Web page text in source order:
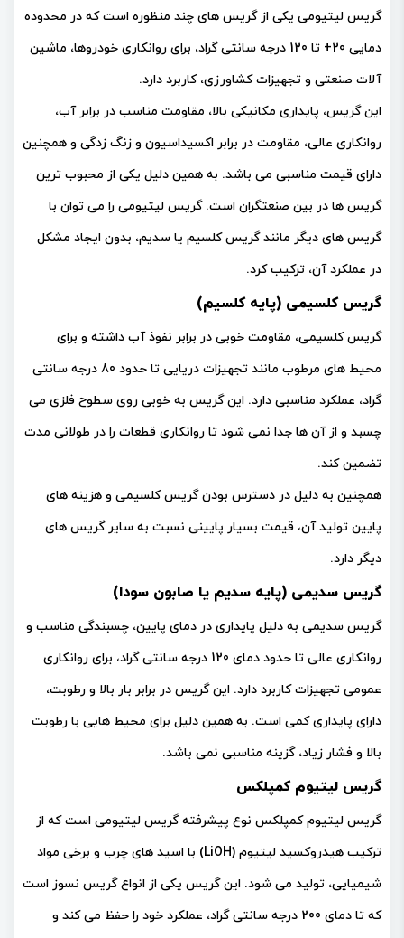
گریس لیتیومی یکی از گریس های چند منظوره است که در محدوده
دمایی 20+ تا 120 درجه سانتی گراد، برای روانکاری خودروها، ماشین
آلات صنعتی و تجهیزات کشاورزی، کاربرد دارد.
این گریس، پایداری مکانیکی بالا، مقاومت مناسب در برابر آب،
روانکاری عالی، مقاومت در برابر اکسیداسیون و زنگ زدگی و همچنین
دارای قیمت مناسبی می باشد. به همین دلیل یکی از محبوب ترین
گریس ها در بین صنعتگران است. گریس لیتیومی را می توان با
گریس های دیگر مانند گریس کلسیم یا سدیم، بدون ایجاد مشکل
در عملکرد آن، ترکیب کرد.
گریس کلسیمی (پایه کلسیم)
گریس کلسیمی، مقاومت خوبی در برابر نفوذ آب داشته و برای
محیط های مرطوب مانند تجهیزات دریایی تا حدود 80 درجه سانتی
گراد، عملکرد مناسبی دارد. این گریس به خوبی روی سطوح فلزی می
چسبد و از آن ها جدا نمی شود تا روانکاری قطعات را در طولانی مدت
تضمین کند.
همچنین به دلیل در دسترس بودن گریس کلسیمی و هزینه های
پایین تولید آن، قیمت بسیار پایینی نسبت به سایر گریس های
دیگر دارد.
گریس سدیمی (پایه سدیم یا صابون سودا)
گریس سدیمی به دلیل پایداری در دمای پایین، چسبندگی مناسب و
روانکاری عالی تا حدود دمای 120 درجه سانتی گراد، برای روانکاری
عمومی تجهیزات کاربرد دارد. این گریس در برابر بار بالا و رطوبت،
دارای پایداری کمی است. به همین دلیل برای محیط هایی با رطوبت
بالا و فشار زیاد، گزینه مناسبی نمی باشد.
گریس لیتیوم کمپلکس
گریس لیتیوم کمپلکس نوع پیشرفته گریس لیتیومی است که از
ترکیب هیدروکسید لیتیوم (LiOH) با اسید های چرب و برخی مواد
شیمیایی، تولید می شود. این گریس یکی از انواع گریس نسوز است
که تا دمای 200 درجه سانتی گراد، عملکرد خود را حفظ می کند و